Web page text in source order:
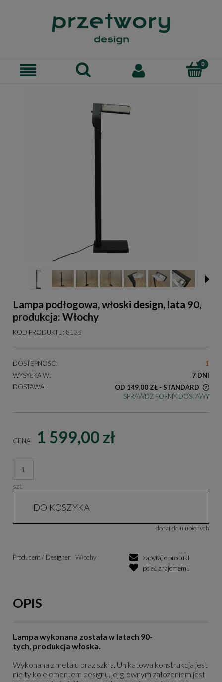
Lampa podłogowa, włoski design, lata 90,
produkcja: Włochy
KOD PRODUKTU: 8135
DOSTĘPNOŚĆ:
1
WYSYŁKA W:
7 DNI
DOSTAWA:
OD 149,00 ZŁ - STANDARD
KOSZT DOSTAWY DOTYCZY PRZESYŁEK NA TERENIE
SPRAWDŹ FORMY DOSTAWY
CENA: 1 599,00 zł
szt.
DO KOSZYKA
dodaj do ulubionych
Producent / Designer: Włochy
zapytaj o produkt
poleć znajomemu
OPIS
Lampa wykonana została w latach 90-
tych, produkcja włoska.
Wykonana z metalu oraz szkła. Unikatowa konstrukcja jest
nie tylko elementem designu, jej głównym założeniem jest